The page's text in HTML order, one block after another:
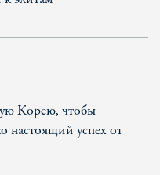
Корею, чтобы
настоящий успех от